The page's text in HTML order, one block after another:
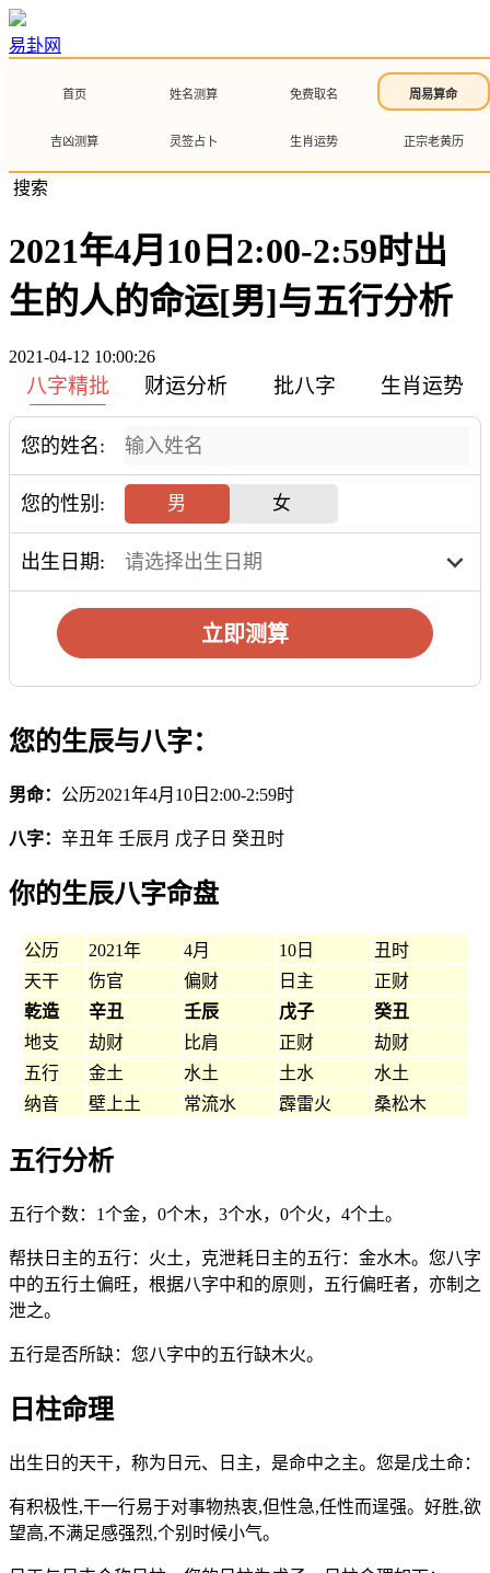
易卦网
首页 姓名测算 免费取名 周易算命
吉凶测算 灵签占卜 生肖运势 正宗老黄历
搜索
2021年4月10日2:00-2:59时出
生的人的命运[男]与五行分析
2021-04-12 10:00:26
八字精批 财运分析 批八字 生肖运势
您的姓名:
您的性别: 男 女
出生日期:
立即测算
您的生辰与八字：
男命： 公历2021年4月10日2:00-2:59时
八字： 辛丑年 壬辰月 戊子日 癸丑时
你的生辰八字命盘
公历 2021年 4月 10日
丑时
天干
伤官 偏财 日主
正财
乾造
辛丑 壬辰 戊子
癸丑
地支
劫财 比肩 正财
劫财
五行
金土 水土 土水
水土
纳音
壁上土 常流水 霹雷火 桑松木
五行分析
五行个数：1个金，0个木，3个水，0个火，4个土。
帮扶日主的五行：火土，克泄耗日主的五行：金水木。您八字
中的五行土偏旺，根据八字中和的原则，五行偏旺者，亦制之
泄之。
五行是否所缺：您八字中的五行缺木火。
日柱命理
出生日的天干，称为日元、日主，是命中之主。您是戊土命：
有积极性,干一行易于对事物热衷,但性急,任性而逞强。好胜,欲
望高,不满足感强烈,个别时候小气。